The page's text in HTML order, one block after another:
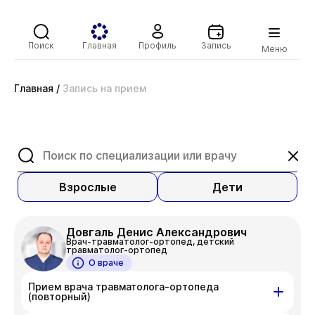
Поиск Главная Профиль Запись Меню
Главная / Запись на прием
Взрослые Дети
Довгаль Денис Александрович
Врач-травматолог-ортопед, детский
травматолог-ортопед
О враче
Прием врача травматолога-ортопеда
(повторный)